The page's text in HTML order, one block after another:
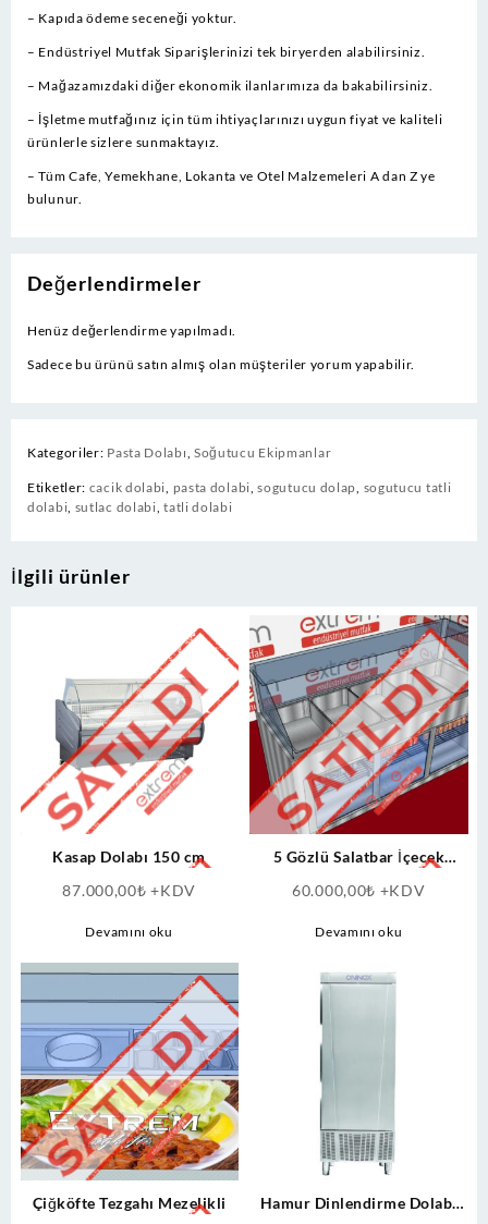
– Kapıda ödeme seceneği yoktur.
– Endüstriyel Mutfak Siparişlerinizi tek biryerden alabilirsiniz.
– Mağazamızdaki diğer ekonomik ilanlarımıza da bakabilirsiniz.
– İşletme mutfağınız için tüm ihtiyaçlarınızı uygun fiyat ve kaliteli
ürünlerle sizlere sunmaktayız.
– Tüm Cafe, Yemekhane, Lokanta ve Otel Malzemeleri A dan Z ye
bulunur.
Değerlendirmeler
Henüz değerlendirme yapılmadı.
Sadece bu ürünü satın almış olan müşteriler yorum yapabilir.
Kategoriler: Pasta Dolabı Soğutucu Ekipmanlar
Etiketler: cacik dolabi pasta dolabi ,sogutucu dolap sogutucu tatli
dolabi sutlac dolabi ,tatli dolabi
İlgili ürünler
Kasap Dolabı 150 cm
87.000,00₺ +KDV
Devamını oku
5 Gözlü Salatbar İçecek
60.000,00₺ +KDV
Devamını oku
Çiğköfte Tezgahı Mezelikli
Hamur Dinlendirme Dolabı